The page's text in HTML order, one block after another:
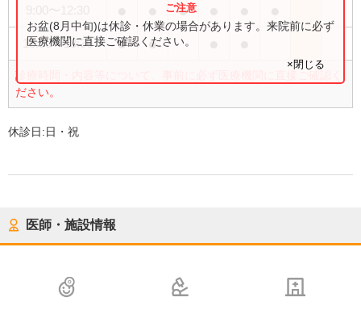
●
15:30〜18:30 ● ●
診療時間・内容等について、事前に必ず医療機関に直接ご確認く
ださい。
お盆(8月中旬)は休診・休業の場合があります。来院前に必ず
医療機関に直接ご確認ください。
×閉じる
休診日:日・祝
医師・施設情報